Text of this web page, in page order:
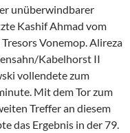
unüberwindbarer
Kashif Ahmad vom
Vonemop. Alireza
Kabelhorst II
vollendete zum
Mit dem Tor zum
Treffer an diesem
das Ergebnis in der 79.